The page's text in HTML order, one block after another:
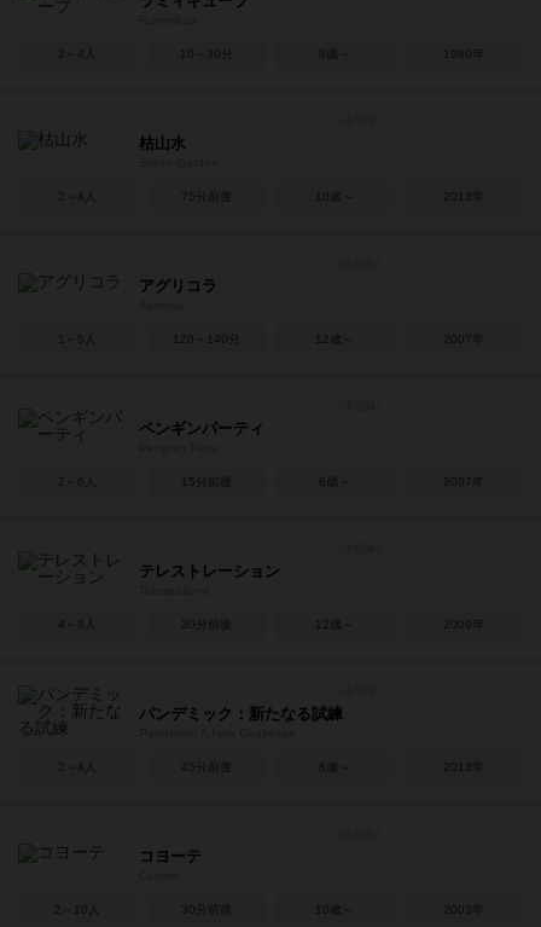
2～4人 10～30分 8歳～ 1980年
枯山水
2～4人 75分前後 10歳～ 2013年
アグリコラ
1～5人 120～140分 12歳～ 2007年
ペンギンパーティ
2～6人 15分前後 6歳～ 2007年
テレストレーション
4～8人 30分前後 12歳～ 2009年
パンデミック：新たなる試練
2～4人 45分前後 8歳～ 2013年
コヨーテ
2～10人 30分前後 10歳～ 2003年